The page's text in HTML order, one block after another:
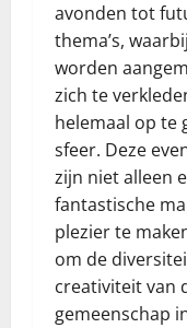
avonden tot
thema’s,
worden
zich te
helemaal op te
sfeer. Deze
zijn niet alleen
fantastische
plezier te
om de
creativiteit van
gemeenschap